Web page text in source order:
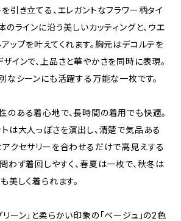
引き立てる、エレガントなフラワー柄タイ
のラインに沿う美しいカッティングと、ウエ
ップを叶えてくれます。胸元はデコルテを
インで、上品さと華やかさを同時に表現。
なシーンにも活躍する万能な一枚です。
のある着心地で、長時間の着用でも快適。
は大人っぽさを演出し、清楚で気品ある
アクセサリーを合わせるだけで高見えする
わず着回しやすく、春夏は一枚で、秋冬は
美しく着られます。
ーン」と柔らかい印象の「ベージュ」の2色